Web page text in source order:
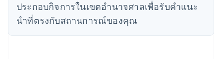
ประกอบกิจการในเขตอํานาจศาลเพื่อรับคําแนะ
นําที่ตรงกับสถานการณ์ของคุณ
นอร์เวย์
English